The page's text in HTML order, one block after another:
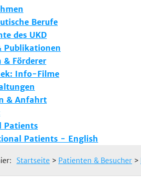
Berufe
des UKD
Publikationen
& Förderer
Info-Filme
& Anfahrt
Patients
Patients - English
Startseite > Patienten & Besucher >